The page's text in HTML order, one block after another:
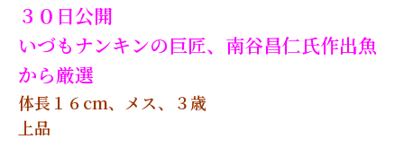
３０日公開
いづもナンキンの巨匠、南谷昌仁氏作出魚
から厳選
体長１６cm、メス、３歳
上品